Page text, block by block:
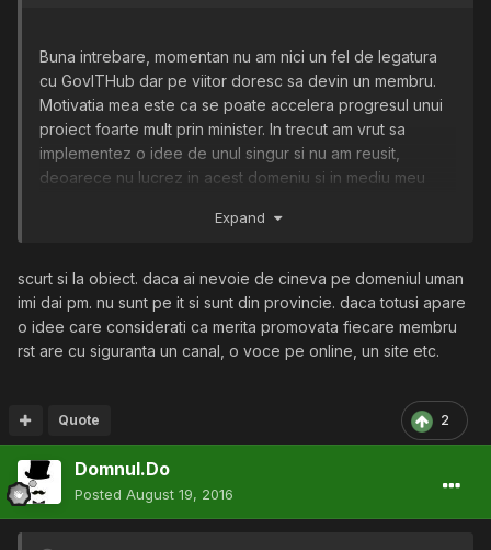
Buna intrebare, momentan nu am nici un fel de legatura
cu GovITHub dar pe viitor doresc sa devin un membru.
Motivatia mea este ca se poate accelera progresul unui
proiect foarte mult prin minister. In trecut am vrut sa
implementez o idee de unul singur si nu am reusit,
deoarece nu lucrez in acest domeniu si in mediu meu
Doresc sa unesc cei care au acesi mentalitate intr-un loc.
Expand
scurt si la obiect. daca ai nevoie de cineva pe domeniul uman
imi dai pm. nu sunt pe it si sunt din provincie. daca totusi apare
o idee care considerati ca merita promovata fiecare membru
rst are cu siguranta un canal, o voce pe online, un site etc.
2
Quote
Domnul.Do
Posted August 19, 2016